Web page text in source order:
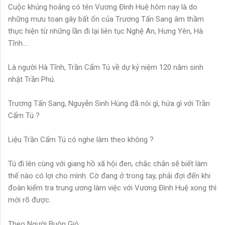
Cuộc khủng hoảng có tên Vương Đình Huệ hôm nay là do
những mưu toan gây bất ổn của Trương Tấn Sang âm thầm
thực hiện từ những lần đi lại liên tục Nghệ An, Hưng Yên, Hà
Tĩnh....
Là người Hà Tĩnh, Trần Cẩm Tú về dự kỷ niệm 120 năm sinh
nhật Trần Phú.
Trương Tấn Sang, Nguyễn Sinh Hùng đã nói gì, hứa gì với Trần
Cẩm Tú ?
Liệu Trần Cẩm Tú có nghe làm theo không ?
Tú đi lên cùng với giang hồ xã hội đen, chắc chắn sẽ biết làm
thế nào có lợi cho mình. Cờ đang ở trong tay, phải đợi đến khi
đoàn kiểm tra trung ương làm việc với Vương Đình Huệ xong thì
mới rõ được.